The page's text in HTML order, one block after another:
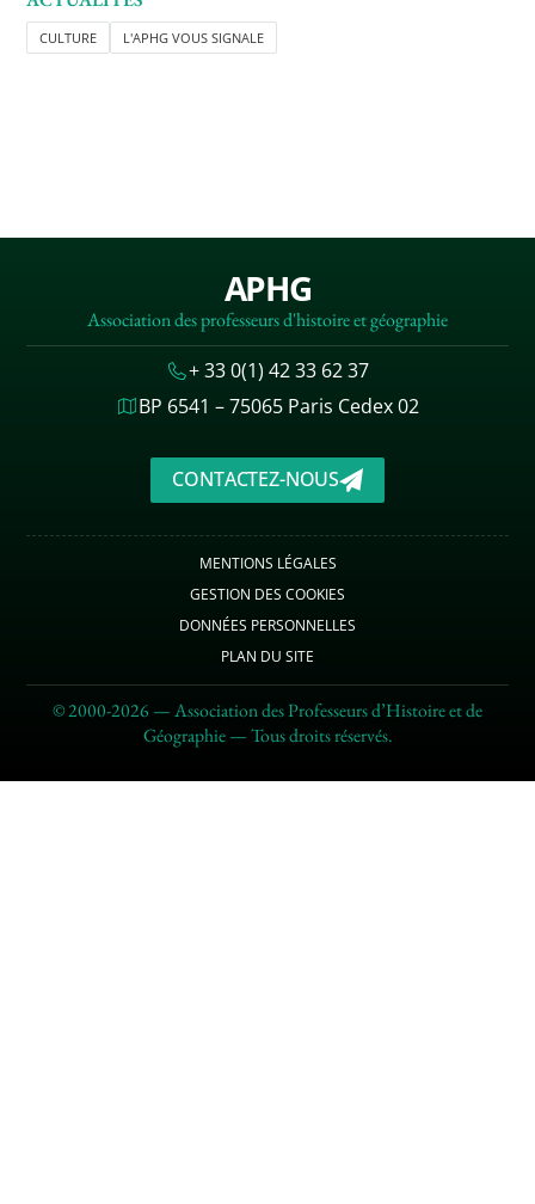
CULTURE L'APHG VOUS SIGNALE
APHG
Association des professeurs d'histoire et géographie
+ 33 0(1) 42 33 62 37
BP 6541 – 75065 Paris Cedex 02
CONTACTEZ-NOUS
MENTIONS LÉGALES
GESTION DES COOKIES
DONNÉES PERSONNELLES
PLAN DU SITE
© 2000-2026 — Association des Professeurs d’Histoire et de
Géographie — Tous droits réservés.